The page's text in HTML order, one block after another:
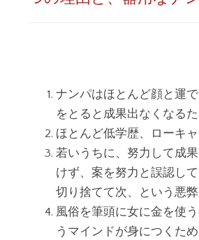
ナンパはほとんど顔と運
をとると成果出なくなる
ほとんど低学歴、ローキ
若いうちに、努力して成
けず、案を努力と誤認し
切り捨てて次、という悪
風俗を筆頭に女に金を使
うマインドが身につくため